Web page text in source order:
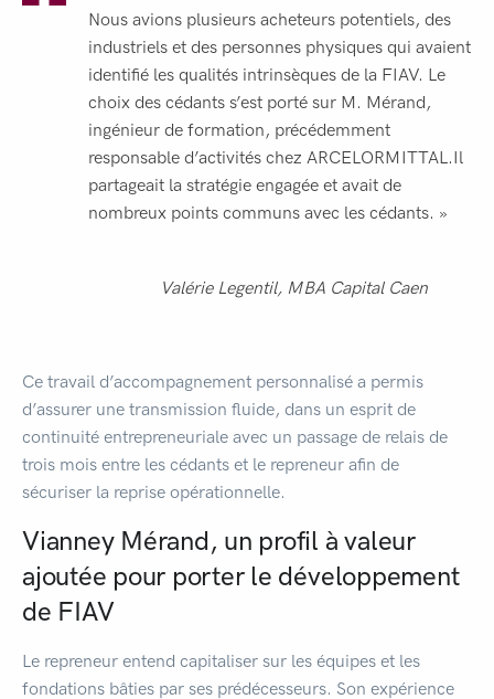
Nous avions plusieurs acheteurs potentiels, des
industriels et des personnes physiques qui avaient
identifié les qualités intrinsèques de la FIAV. Le
choix des cédants s’est porté sur M. Mérand,
ingénieur de formation, précédemment
responsable d’activités chez ARCELORMITTAL.Il
partageait la stratégie engagée et avait de
nombreux points communs avec les cédants. »
Valérie Legentil, MBA Capital Caen
Ce travail d’accompagnement personnalisé a permis
d’assurer une transmission fluide, dans un esprit de
continuité entrepreneuriale avec un passage de relais de
trois mois entre les cédants et le repreneur afin de
sécuriser la reprise opérationnelle.
Vianney Mérand, un profil à valeur
ajoutée pour porter le développement
de FIAV
Le repreneur entend capitaliser sur les équipes et les
fondations bâties par ses prédécesseurs. Son expérience